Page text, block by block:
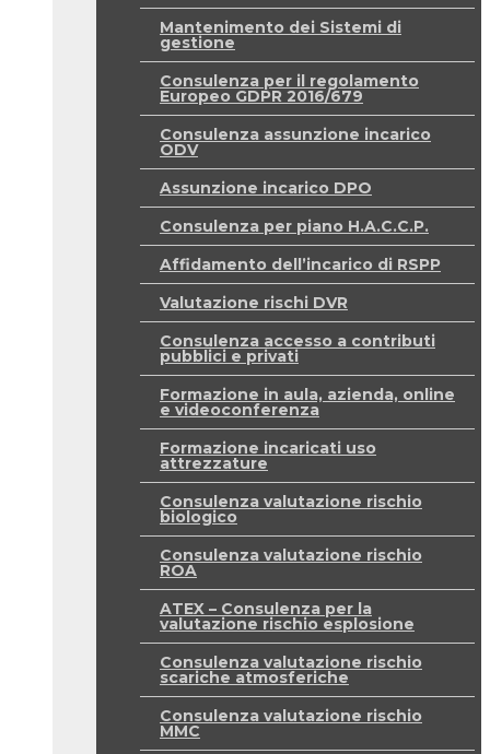
Mantenimento dei Sistemi di
gestione
Consulenza per il regolamento
Europeo GDPR 2016/679
Consulenza assunzione incarico
ODV
Assunzione incarico DPO
Consulenza per piano H.A.C.C.P.
Affidamento dell’incarico di RSPP
Valutazione rischi DVR
Consulenza accesso a contributi
pubblici e privati
Formazione in aula, azienda, online
e videoconferenza
Formazione incaricati uso
attrezzature
Consulenza valutazione rischio
biologico
Consulenza valutazione rischio
ROA
ATEX – Consulenza per la
valutazione rischio esplosione
Consulenza valutazione rischio
scariche atmosferiche
Consulenza valutazione rischio
MMC